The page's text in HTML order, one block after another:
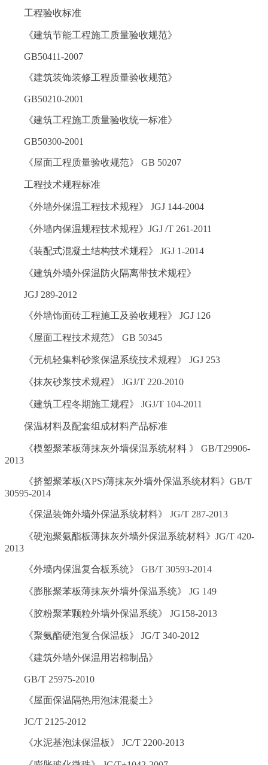
工程验收标准
《建筑节能工程施工质量验收规范》
GB50411-2007
《建筑装饰装修工程质量验收规范》
GB50210-2001
《建筑工程施工质量验收统一标准》
GB50300-2001
《屋面工程质量验收规范》 GB 50207
工程技术规程标准
《外墙外保温工程技术规程》 JGJ 144-2004
《外墙内保温规程技术规程》JGJ /T 261-2011
《装配式混凝土结构技术规程》 JGJ 1-2014
《建筑外墙外保温防火隔离带技术规程》
JGJ 289-2012
《外墙饰面砖工程施工及验收规程》 JGJ 126
《屋面工程技术规范》 GB 50345
《无机轻集料砂浆保温系统技术规程》 JGJ 253
《抹灰砂浆技术规程》 JGJ/T 220-2010
《建筑工程冬期施工规程》 JGJ/T 104-2011
保温材料及配套组成材料产品标准
《模塑聚苯板薄抹灰外墙保温系统材料 》 GB/T29906-
2013
《挤塑聚苯板(XPS)薄抹灰外墙外保温系统材料》GB/T
30595-2014
《保温装饰外墙外保温系统材料》 JG/T 287-2013
《硬泡聚氨酯板薄抹灰外墙外保温系统材料》JG/T 420-
2013
《外墙内保温复合板系统》 GB/T 30593-2014
《膨胀聚苯板薄抹灰外墙外保温系统》 JG 149
《胶粉聚苯颗粒外墙外保温系统》 JG158-2013
《聚氨酯硬泡复合保温板》 JG/T 340-2012
《建筑外墙外保温用岩棉制品》
GB/T 25975-2010
《屋面保温隔热用泡沫混凝土》
JC/T 2125-2012
《水泥基泡沫保温板》 JC/T 2200-2013